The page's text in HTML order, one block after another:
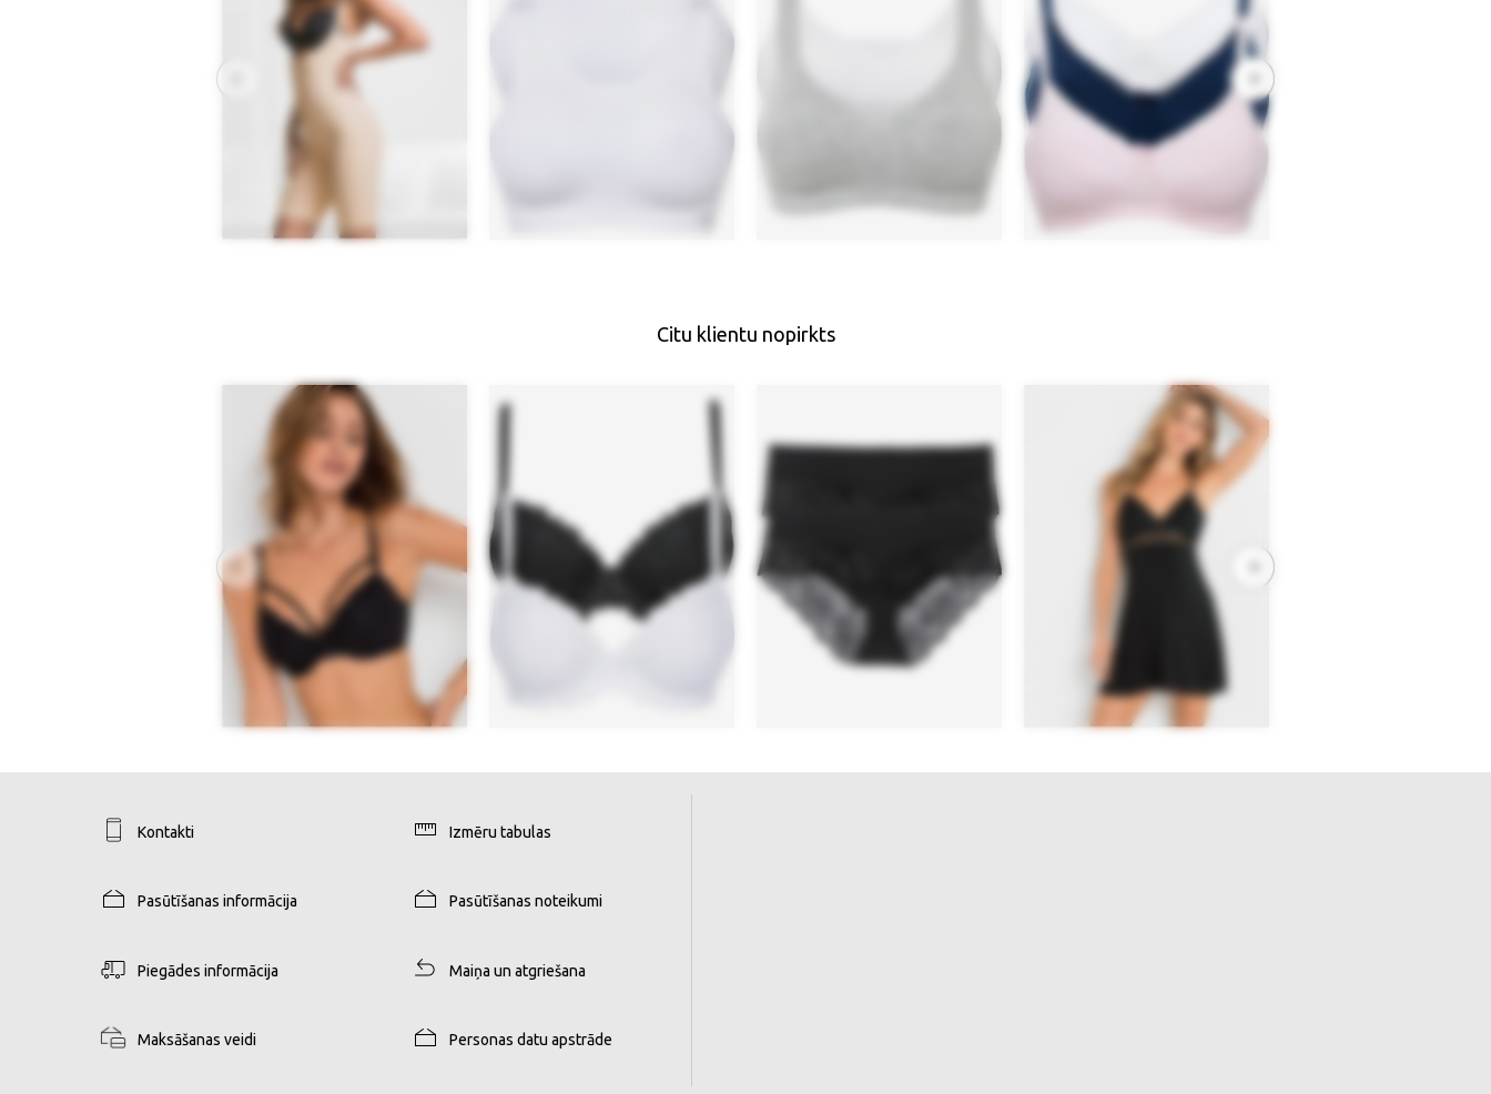
Citu klientu nopirkts
Kontakti Izmēru tabulas
Pasūtīšanas informācija Pasūtīšanas noteikumi
Piegādes informācija Maiņa un atgriešana
Maksāšanas veidi Personas datu apstrāde